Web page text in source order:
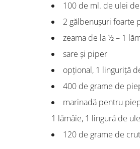
100 de ml. de ulei
2 gălbenușuri foarte
zeama de la ½ – 1
sare și piper
opțional, 1 linguriță
400 de grame de
marinadă pentru
1 lămâie, 1 lingură de
120 de grame de